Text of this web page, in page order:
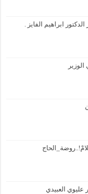
ابراهيم الفايز .
عليوي العبيدي